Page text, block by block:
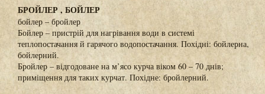
БРОЙЛЕР , БОЙЛЕР
бойлер – бройлер
Бойлер – пристрій для нагрівання води в системі
теплопостачання й гарячого водопостачання. Похідні: бойлерна,
бойлерний.
Бройлер – відгодоване на м’ясо курча віком 60 – 70 днів;
приміщення для таких курчат. Похідне: бройлерний.